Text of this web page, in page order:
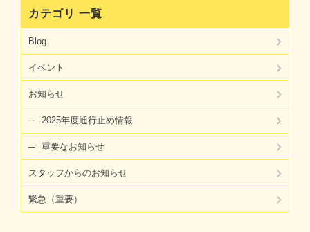
カテゴリ 一覧
Blog
イベント
お知らせ
2025年度通行止め情報
重要なお知らせ
スタッフからのお知らせ
緊急（重要）